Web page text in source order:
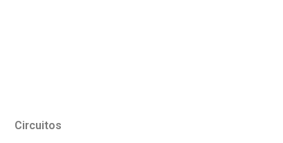
Circuitos